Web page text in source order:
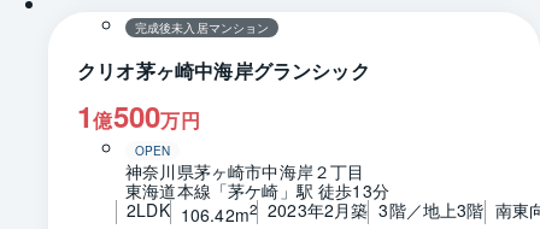
完成後未入居マンション
クリオ茅ヶ崎中海岸グランシック
1億500万円
OPEN
神奈川県茅ヶ崎市中海岸２丁目
東海道本線「茅ケ崎」駅 徒歩13分
2LDK 106.42m2 2023年2月築 3階／地上3階 南東